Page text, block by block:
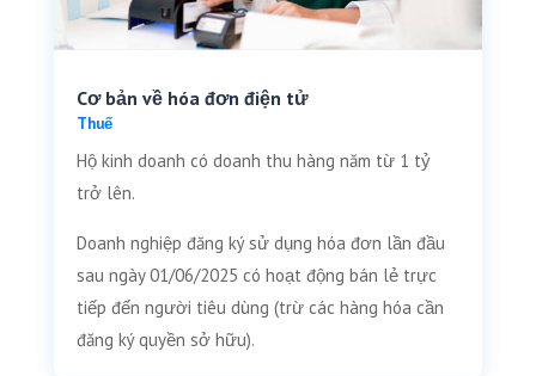
Cơ bản về hóa đơn điện tử
Thuế
Hộ kinh doanh có doanh thu hàng năm từ 1 tỷ
trở lên.
Doanh nghiệp đăng ký sử dụng hóa đơn lần đầu
sau ngày 01/06/2025 có hoạt động bán lẻ trực
tiếp đến người tiêu dùng (trừ các hàng hóa cần
đăng ký quyền sở hữu).